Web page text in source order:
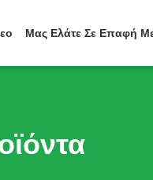
Μας Ελάτε Σε Επαφή